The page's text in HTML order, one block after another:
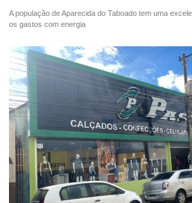
A população de Aparecida do Taboado tem uma
os gastos com energia